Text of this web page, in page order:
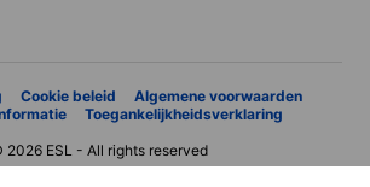
Cookie beleid
Algemene voorwaarden
Toegankelijkheidsverklaring
2026 ESL - All rights reserved